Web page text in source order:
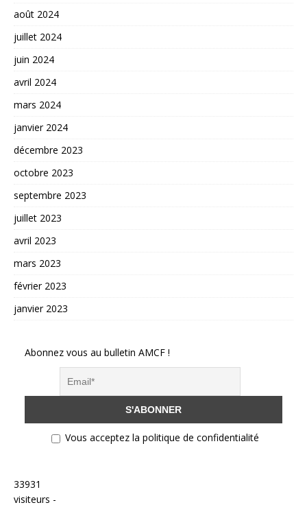
août 2024
juillet 2024
juin 2024
avril 2024
mars 2024
janvier 2024
décembre 2023
octobre 2023
septembre 2023
juillet 2023
avril 2023
mars 2023
février 2023
janvier 2023
Abonnez vous au bulletin AMCF !
Vous acceptez la politique de confidentialité
33931
visiteurs -